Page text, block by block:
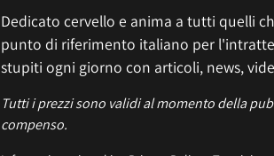
Dedicato cervello e anima a tutti quelli
punto di riferimento italiano per
stupiti ogni giorno con articoli, news,
Tutti i prezzi sono validi al momento della
compenso.